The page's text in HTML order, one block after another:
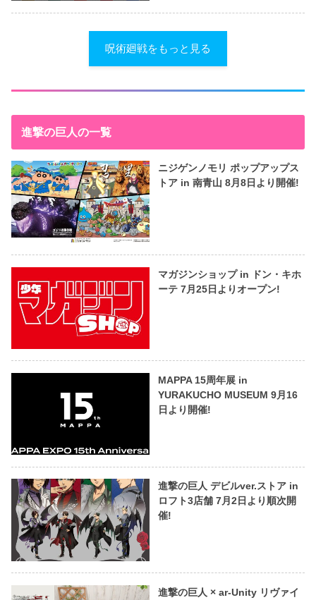
呪術廻戦をもっと見る
進撃の巨人の一覧
ニジゲンノモリ ポップアップス
トア in 南青山 8月8日より開催!
マガジンショップ in ドン・キホ
ーテ 7月25日よりオープン!
MAPPA 15周年展 in
YURAKUCHO MUSEUM 9月16
日より開催!
進撃の巨人 デビルver.ストア in
ロフト3店舗 7月2日より順次開
催!
進撃の巨人 × ar-Unity リヴァイ